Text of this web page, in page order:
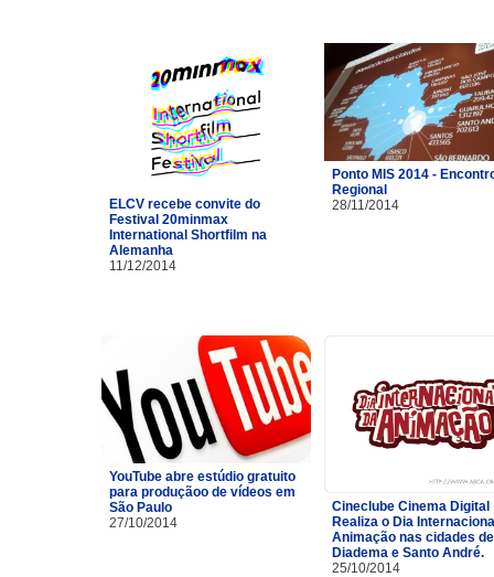
ELCV recebe convite do
Festival 20minmax
International Shortfilm na
Alemanha
11/12/2014
Ponto MIS 2014 -
Regional
28/11/2014
YouTube abre estúdio gratuito
para produçãoo de vídeos em
São Paulo
27/10/2014
Cineclube Cinema Digital
Realiza o Dia
Animação nas cidades de
Diadema e Santo André.
25/10/2014